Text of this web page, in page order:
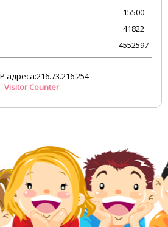
15500
41822
4552597
адреса:216.73.216.254
Visitor Counter